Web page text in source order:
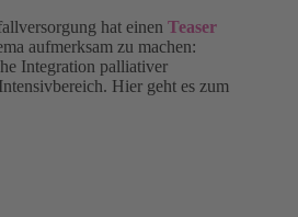
hat einen Teaser
aufmerksam zu machen:
Integration palliativer
Hier geht es zum